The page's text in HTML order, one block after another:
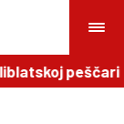
peščari